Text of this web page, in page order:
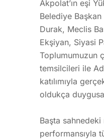
Akpolat’ın eşi
Belediye Başkan
Durak, Meclis
Ekşiyan, Siyasi
Toplumumuzun
temsilcileri ile
katılımıyla
oldukça
Başta sahnedeki
performansıyla